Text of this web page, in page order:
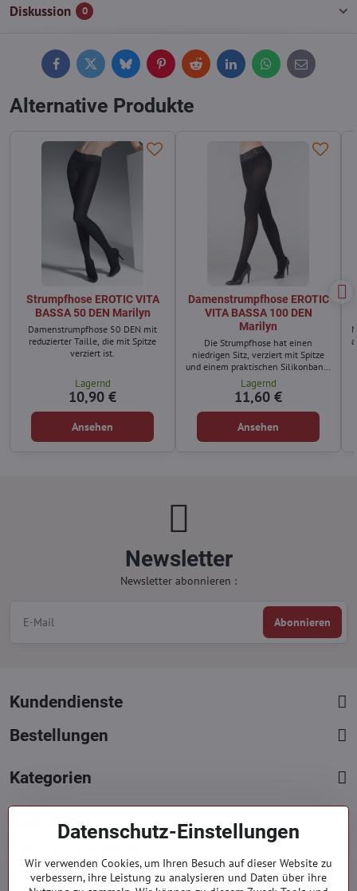
Diskussion 0
FacebookTwitterBlueskyPinterestReddit LinkedInWhatsApp
E-
mail
Alternative Produkte
Strumpfhose EROTIC VITA
BASSA 50 DEN Marilyn
Damenstrumpfhose 50 DEN mit
reduzierter Taille, die mit Spitze
verziert ist.
Lagernd
10,90 €
Ansehen
Damenstrumpfhose EROTIC
VITA BASSA 100 DEN
Marilyn
Die Strumpfhose hat einen
niedrigen Sitz, verziert mit Spitze
und einem praktischen Silikonband,
dank dem die Strumpfhose fest am
Körper bleibt.
Lagernd
11,60 €
Ansehen
Newsletter
Newsletter abonnieren :
Abonnieren
Kundendienste
Bestellungen
Kategorien
Kontakte
Mont. - Freit. : 09:00 - 15:00 hod.
Datenschutz-Einstellungen
Wir verwenden Cookies, um Ihren Besuch auf dieser Website zu
verbessern, ihre Leistung zu analysieren und Daten über ihre